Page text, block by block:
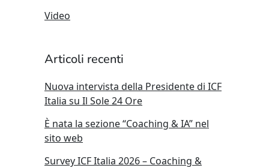
Video
Articoli recenti
Nuova intervista della Presidente di ICF
Italia su Il Sole 24 Ore
È nata la sezione “Coaching & IA” nel
sito web
Survey ICF Italia 2026 – Coaching &